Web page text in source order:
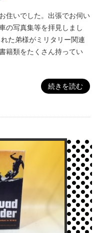
住いでした。出張でお伺い
の写真集等を拝見しまし
た弟様がミリタリー関連
籍類をたくさん持ってい
続きを読む